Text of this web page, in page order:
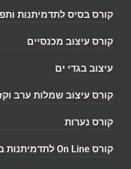
קורס בסיס לתדמיתנות
קורס עיצוב מכנסיים
עיצוב בגדי ים
קורס עיצוב שמלות ערב
קורס נערות
קורס On Line לתדמיתנות בשיטת AB